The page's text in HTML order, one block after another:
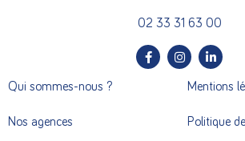
02 33 31 63 00
Qui sommes-nous ?
Nos agences
Mentions
Politique